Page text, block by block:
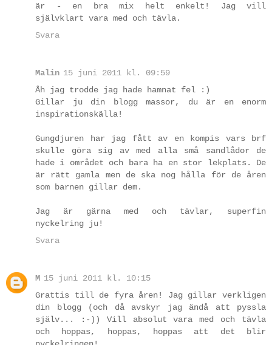
är - en bra mix helt enkelt! Jag vill
självklart vara med och tävla.
Svara
Malin 15 juni 2011 kl. 09:59
Åh jag trodde jag hade hamnat fel :)
Gillar ju din blogg massor, du är en enorm
inspirationskälla!
Gungdjuren har jag fått av en kompis vars brf
skulle göra sig av med alla små sandlådor de
hade i området och bara ha en stor lekplats. De
är rätt gamla men de ska nog hålla för de åren
som barnen gillar dem.
Jag är gärna med och tävlar, superfin
nyckelring ju!
Svara
M 15 juni 2011 kl. 10:15
Grattis till de fyra åren! Jag gillar verkligen
din blogg (och då avskyr jag ändå att pyssla
själv... :-)) Vill absolut vara med och tävla
och hoppas, hoppas, hoppas att det blir